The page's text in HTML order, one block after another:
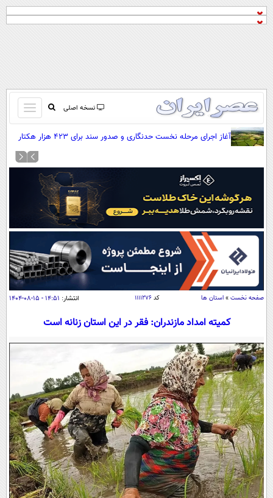
نسخه اصلی
باز
و
بسته
کردن
صفحه اول
آرشیو
نظرسنجی
آب و هوا
اوقات شرعی
سواد زندگی
اقتصاد
اقتصادی
جامعه
سلامت
یک برش دانایی
محیط زیست
سفر و تفریح
سیاست خارجی
فرهنگ و هنر
علم و دانش
فناوری و It
علمی
اخبار کریپتو
قرآن
گوناگون
سرگرمی
باشگاه مغز
فیلم
اقتصاد
عصر ایران 2
آغاز اجرای مرحله نخست حدنگاری و صدور سند برای ۴۲۳ هزار هکتار
صفحه نخست » استان ها کد ۱۱۱۱۲۷۶ انتشار: ۱۴:۵۱ - ۱۵-۰۸-۱۴۰۴
کمیته امداد مازندران: فقر در این استان زنانه است